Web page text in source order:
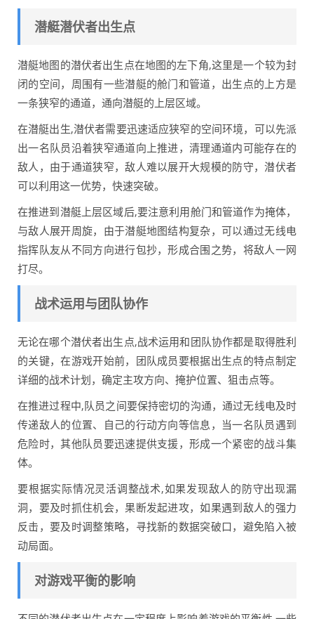
潜艇潜伏者出生点
潜艇地图的潜伏者出生点在地图的左下角,这里是一个较为封
闭的空间，周围有一些潜艇的舱门和管道，出生点的上方是
一条狭窄的通道，通向潜艇的上层区域。
在潜艇出生,潜伏者需要迅速适应狭窄的空间环境，可以先派
出一名队员沿着狭窄通道向上推进，清理通道内可能存在的
敌人，由于通道狭窄，敌人难以展开大规模的防守，潜伏者
可以利用这一优势，快速突破。
在推进到潜艇上层区域后,要注意利用舱门和管道作为掩体，
与敌人展开周旋，由于潜艇地图结构复杂，可以通过无线电
指挥队友从不同方向进行包抄，形成合围之势，将敌人一网
打尽。
战术运用与团队协作
无论在哪个潜伏者出生点,战术运用和团队协作都是取得胜利
的关键，在游戏开始前，团队成员要根据出生点的特点制定
详细的战术计划，确定主攻方向、掩护位置、狙击点等。
在推进过程中,队员之间要保持密切的沟通，通过无线电及时
传递敌人的位置、自己的行动方向等信息，当一名队员遇到
危险时，其他队员要迅速提供支援，形成一个紧密的战斗集
体。
要根据实际情况灵活调整战术,如果发现敌人的防守出现漏
洞，要及时抓住机会，果断发起进攻，如果遇到敌人的强力
反击，要及时调整策略，寻找新的数据突破口，避免陷入被
动局面。
对游戏平衡的影响